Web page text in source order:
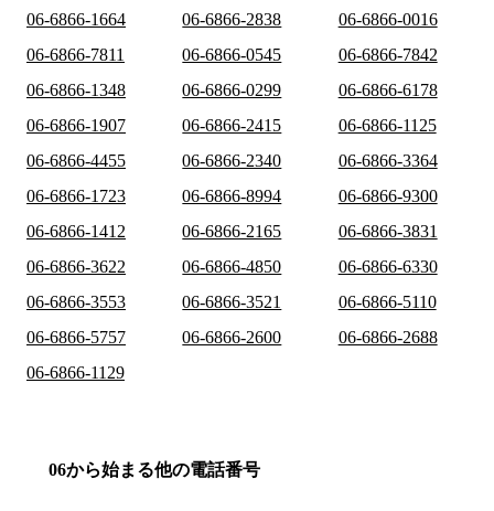
06-6866-1664
06-6866-2838
06-6866-0016
06-6866-7811
06-6866-0545
06-6866-7842
06-6866-1348
06-6866-0299
06-6866-6178
06-6866-1907
06-6866-2415
06-6866-1125
06-6866-4455
06-6866-2340
06-6866-3364
06-6866-1723
06-6866-8994
06-6866-9300
06-6866-1412
06-6866-2165
06-6866-3831
06-6866-3622
06-6866-4850
06-6866-6330
06-6866-3553
06-6866-3521
06-6866-5110
06-6866-5757
06-6866-2600
06-6866-2688
06-6866-1129
06から始まる他の電話番号